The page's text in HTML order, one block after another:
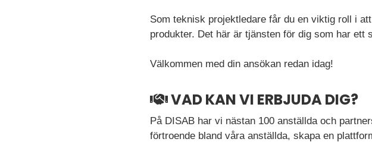
Som teknisk projektledare får du en viktig roll i
produkter. Det här är tjänsten för dig som har
Välkommen med din ansökan redan idag!
VAD KAN VI ERBJUDA DIG?
På DISAB har vi nästan 100 anställda och
förtroende bland våra anställda, skapa en